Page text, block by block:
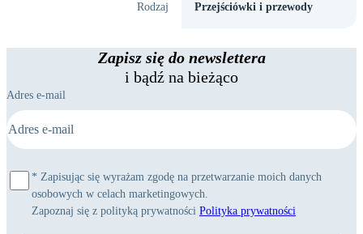
Rodzaj Przejściówki i przewody
Zapisz się do newslettera
i bądź na bieżąco
Adres e-mail
* Zapisując się wyrażam zgodę na przetwarzanie moich danych
osobowych w celach marketingowych.
Zapoznaj się z polityką prywatności Polityka prywatności